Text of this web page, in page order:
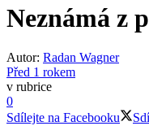
Neznámá z
Autor: Radan Wagner
Před 1 rokem
v rubrice
0
Sdílejte na Facebooku